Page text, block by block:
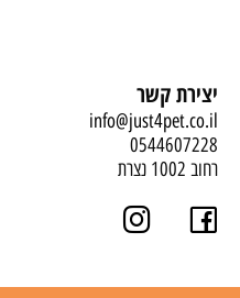
יצירת קשר
info@just4pet.co.il
0544607228
רחוב 1002 נצרת